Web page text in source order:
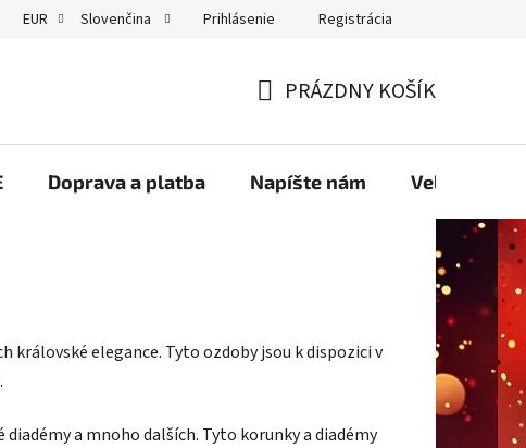
GDPR
EUR Slovenčina Prihlásenie Registrácia
KOŠÍK
PRÁZDNY KOŠÍK
Doprava a platba Napíšte nám
královské elegance. Tyto ozdoby jsou k dispozici v
a mnoho dalších. Tyto korunky a diadémy